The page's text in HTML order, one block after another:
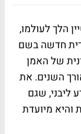
הלך לעולמו,
חדשה בשם
של האמן
השנים. את
ליבני, שגם
והיא מיועדת